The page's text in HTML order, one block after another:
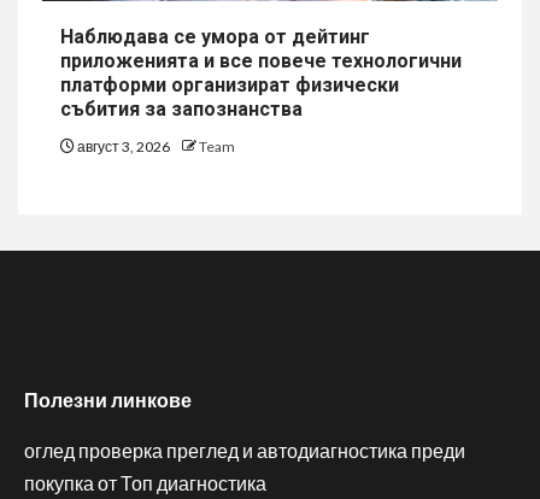
Наблюдава се умора от дейтинг
приложенията и все повече технологични
платформи организират физически
събития за запознанства
август 3, 2026 Team
Полезни линкове
оглед проверка преглед и автодиагностика преди
покупка от Топ диагностика